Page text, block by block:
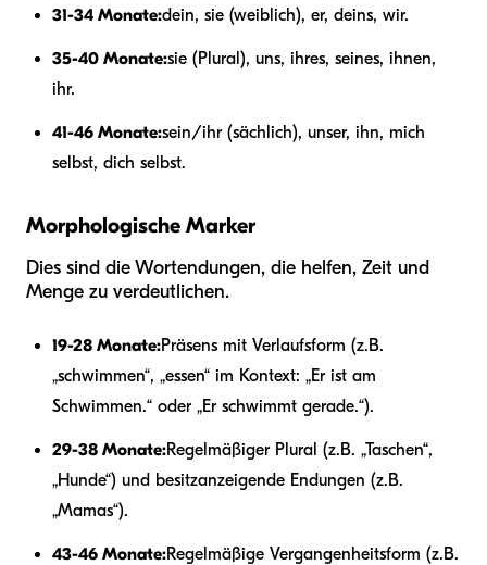
31-34 Monate:dein, sie (weiblich), er, deins, wir.
35-40 Monate:sie (Plural), uns, ihres, seines, ihnen,
ihr.
41-46 Monate:sein/ihr (sächlich), unser, ihn, mich
selbst, dich selbst.
Morphologische Marker
Dies sind die Wortendungen, die helfen, Zeit und
Menge zu verdeutlichen.
19-28 Monate:Präsens mit Verlaufsform (z.B.
„schwimmen“, „essen“ im Kontext: „Er ist am
Schwimmen.“ oder „Er schwimmt gerade.“).
29-38 Monate:Regelmäßiger Plural (z.B. „Taschen“,
„Hunde“) und besitzanzeigende Endungen (z.B.
„Mamas“).
43-46 Monate:Regelmäßige Vergangenheitsform (z.B.